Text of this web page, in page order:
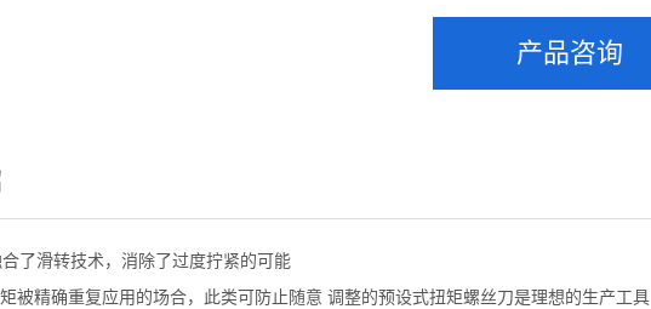
产品咨询
合了滑转技术，消除了过度拧紧的可能
被精确重复应用的场合，此类可防止随意 调整的预设式扭矩螺丝刀是理想的生产工具